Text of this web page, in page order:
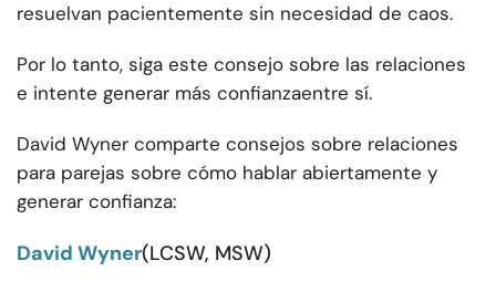
resuelvan pacientemente sin necesidad de caos.
Por lo tanto, siga este consejo sobre las relaciones
e intente generar más confianzaentre sí.
David Wyner comparte consejos sobre relaciones
para parejas sobre cómo hablar abiertamente y
generar confianza:
David Wyner(LCSW, MSW)